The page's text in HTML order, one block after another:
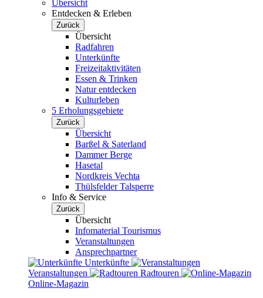
Übersicht
Entdecken & Erleben
Zurück
Übersicht
Radfahren
Unterkünfte
Freizeitaktivitäten
Essen & Trinken
Natur entdecken
Kulturleben
5 Erholungsgebiete
Zurück
Übersicht
Barßel & Saterland
Dammer Berge
Hasetal
Nordkreis Vechta
Thülsfelder Talsperre
Info & Service
Zurück
Übersicht
Infomaterial Tourismus
Veranstaltungen
Ansprechpartner
Unterkünfte
Veranstaltungen
Radtouren
Online-Magazin